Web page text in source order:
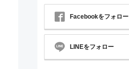
Facebookをフォロー
LINEをフォロー